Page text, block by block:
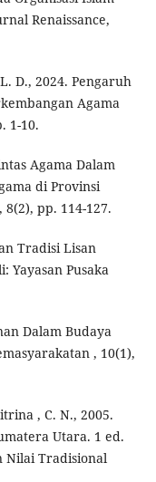
Renaissance,
D., 2024. Pengaruh
Agama
1-10.
Agama Dalam
di Provinsi
pp. 114-127.
Tradisi Lisan
Yayasan Pusaka
Dalam Budaya
, 10(1),
, C. N., 2005.
Utara. 1 ed.
Nilai Tradisional